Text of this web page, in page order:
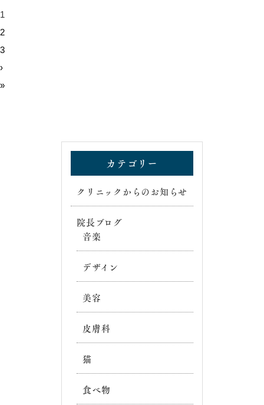
1
2
3
›
»
カテゴリー
クリニックからのお知らせ
院長ブログ
音楽
デザイン
美容
皮膚科
猫
食べ物